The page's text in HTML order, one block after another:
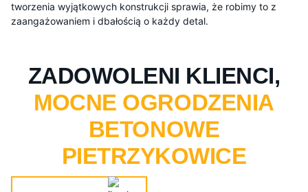
tworzenia wyjątkowych konstrukcji sprawia, że robimy to z
zaangażowaniem i dbałością o każdy detal.
ZADOWOLENI KLIENCI,
MOCNE OGRODZENIA
BETONOWE
PIETRZYKOWICE